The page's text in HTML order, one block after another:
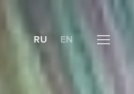
RU EN